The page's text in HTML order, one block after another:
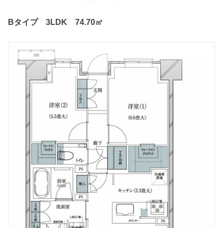
Bタイプ 3LDK 74.70㎡